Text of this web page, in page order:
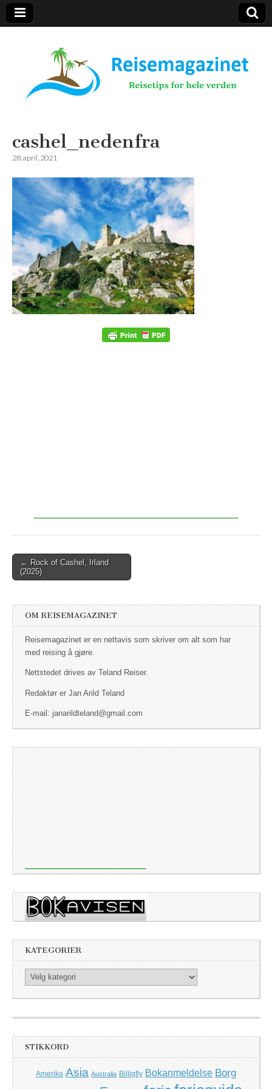
Reisemagazinet
cashel_nedenfra
28. april, 2021
Post navigation
← Rock of Cashel, Irland
(2025)
OM REISEMAGAZINET
Reisemagazinet er en nettavis som skriver om alt som har
med reising å gjøre.
Nettstedet drives av Teland Reiser.
Redaktør er Jan Arild Teland
E-mail: janarildteland@gmail.com
KATEGORIER
Kategorier
STIKKORD
Amerika Asia Australia Billigfly Bokanmeldelse Borg